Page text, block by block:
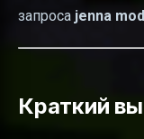
запроса jenna
Краткий